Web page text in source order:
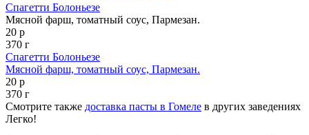
Спагетти Болоньезе
Мясной фарш, томатный соус, Пармезан.
20 р
370 г
Спагетти Болоньезе
Мясной фарш, томатный соус, Пармезан.
20 р
370 г
Смотрите также доставка пасты в Гомеле в других заведениях
Легко!